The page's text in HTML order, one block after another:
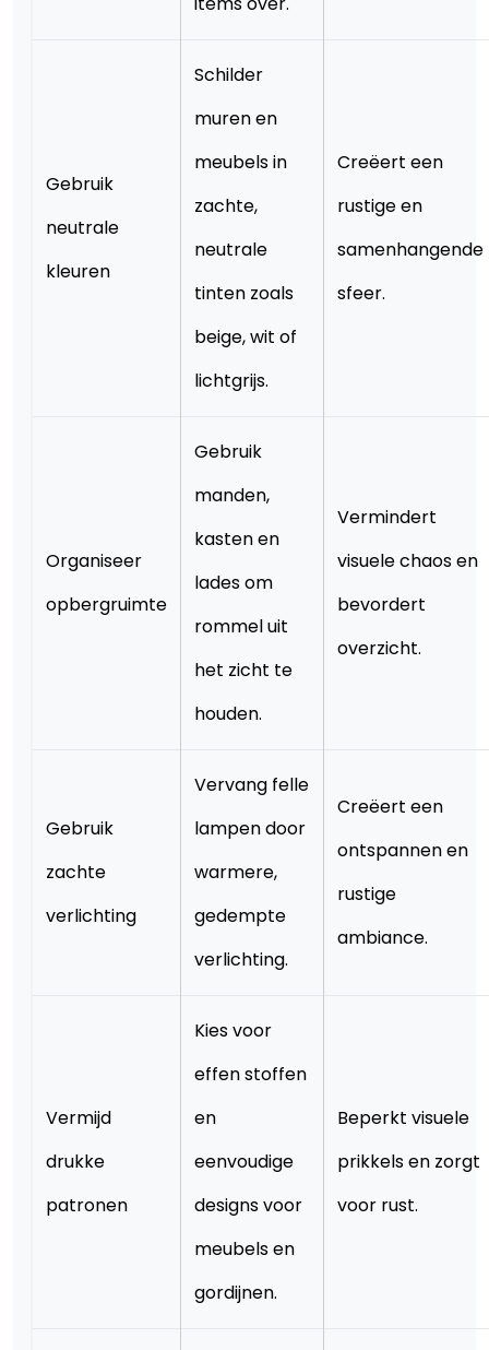
Gebruik
neutrale
kleuren
Schilder
muren en
meubels in
zachte,
neutrale
tinten zoals
beige, wit of
lichtgrijs.
Creëert een
rustige en
samenhangende
sfeer.
Organiseer
opbergruimte
Gebruik
manden,
kasten en
lades om
rommel uit
het zicht te
houden.
Vermindert
visuele chaos en
bevordert
overzicht.
Gebruik
zachte
verlichting
Vervang felle
lampen door
warmere,
gedempte
verlichting.
Creëert een
ontspannen en
rustige
ambiance.
Vermijd
drukke
patronen
Kies voor
effen stoffen
en
eenvoudige
designs voor
meubels en
gordijnen.
Beperkt visuele
prikkels en zorgt
voor rust.